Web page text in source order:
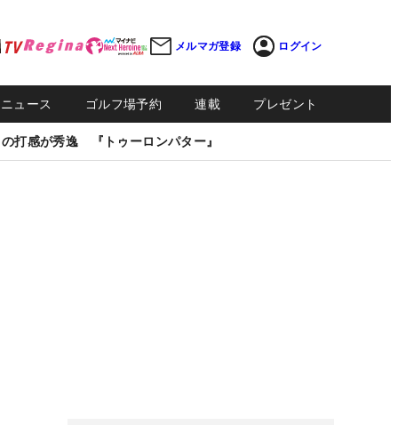
メルマガ登録 ログイン
ュース ゴルフ場予約 連載 プレゼント
打感が秀逸 『トゥーロンパター』